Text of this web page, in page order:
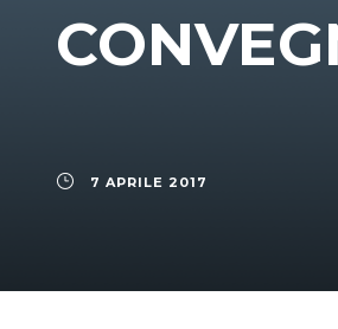
7 APRILE 2017